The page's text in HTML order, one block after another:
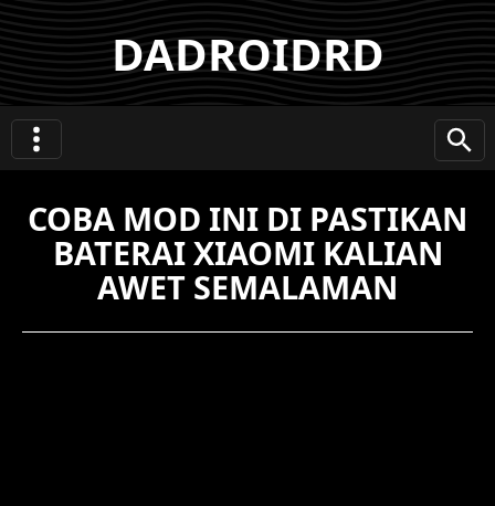
DADROIDRD
COBA MOD INI DI PASTIKAN
BATERAI XIAOMI KALIAN
AWET SEMALAMAN